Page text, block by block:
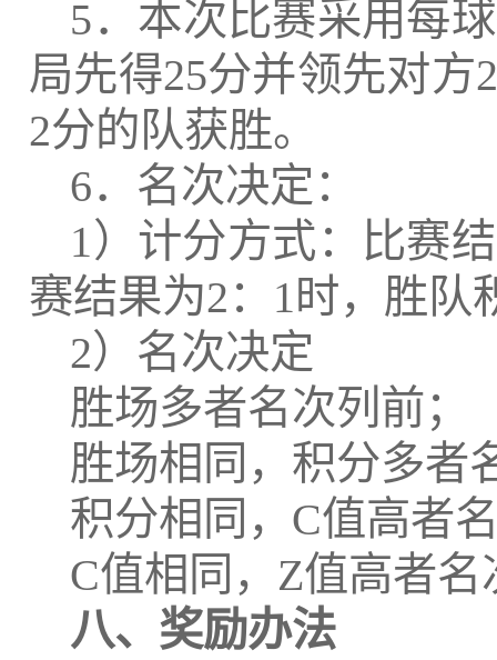
5．本次比赛采用每
局先得25分并领先对
2分的队获胜。
6．名次决定：
1）计分方式：比赛
赛结果为2：1时，胜队
2）名次决定
胜场多者名次列前；
胜场相同，积分多者
积分相同， C值高者
C值相同，Z值高者名
八、奖励办法